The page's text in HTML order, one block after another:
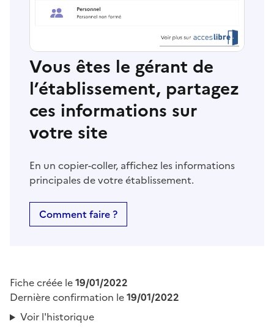
Vous êtes le gérant de
l’établissement, partagez
ces informations sur
votre site
En un copier-coller, affichez les informations
principales de votre établissement.
Comment faire ?
Fiche créée le19/01/2022
Dernière confirmation le19/01/2022
Voir l'historique